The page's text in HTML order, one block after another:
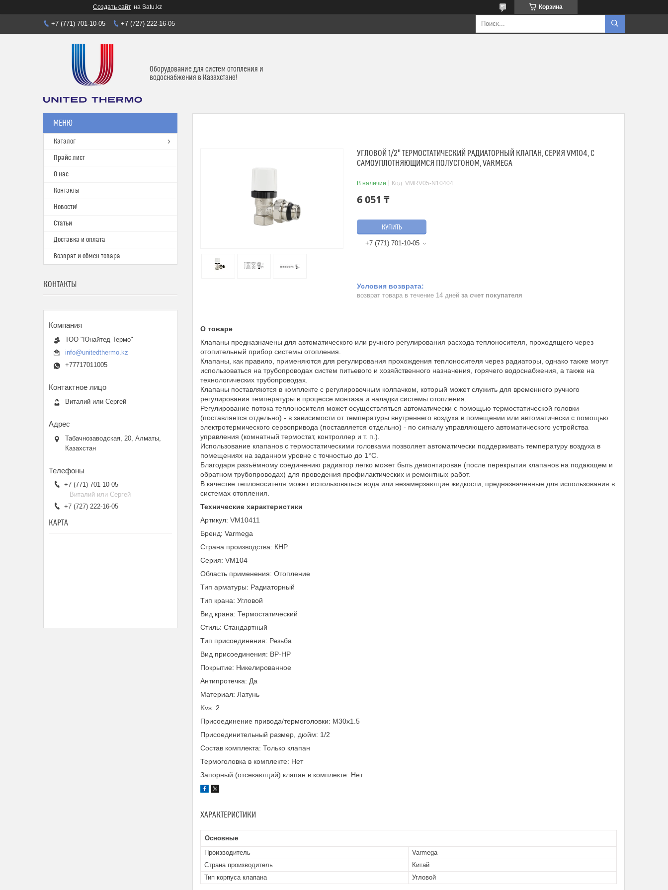
Создать сайт на Satu.kz Корзина
+7 (771) 701-10-05 +7 (727) 222-16-05
Оборудование для систем отопления и
водоснабжения в Казахстане!
УГЛОВОЙ 1/2" ТЕРМОСТАТИЧЕСКИЙ РАДИАТОРНЫЙ КЛАПАН, СЕРИЯ VM104, С
САМОУПЛОТНЯЮЩИМСЯ ПОЛУСГОНОМ, VARMEGA
В наличии Код: VMRV05-N10404
6 051 ₸
КУПИТЬ
+7 (771) 701-10-05
возврат товара в течение 14 дней за счет покупателя
О товаре
Клапаны предназначены для автоматического или ручного регулирования расхода теплоносителя, проходящего через
отопительный прибор системы отопления.
Клапаны, как правило, применяются для регулирования прохождения теплоносителя через радиаторы, однако также могут
использоваться на трубопроводах систем питьевого и хозяйственного назначения, горячего водоснабжения, а также на
технологических трубопроводах.
Клапаны поставляются в комплекте с регулировочным колпачком, который может служить для временного ручного
регулирования температуры в процессе монтажа и наладки системы отопления.
Регулирование потока теплоносителя может осуществляться автоматически с помощью термостатической головки
(поставляется отдельно) - в зависимости от температуры внутреннего воздуха в помещении или автоматически с помощью
электротермического сервопривода (поставляется отдельно) - по сигналу управляющего автоматического устройства
управления (комнатный термостат, контроллер и т. п.).
Использование клапанов с термостатическими головками позволяет автоматически поддерживать температуру воздуха в
помещениях на заданном уровне с точностью до 1°С.
Благодаря разъёмному соединению радиатор легко может быть демонтирован (после перекрытия клапанов на подающем и
обратном трубопроводах) для проведения профилактических и ремонтных работ.
В качестве теплоносителя может использоваться вода или незамерзающие жидкости, предназначенные для использования в
системах отопления.
Технические характеристики
Артикул: VM10411
Бренд: Varmega
Страна производства: КНР
Серия: VM104
Область применения: Отопление
Тип арматуры: Радиаторный
Тип крана: Угловой
Вид крана: Термостатический
Стиль: Стандартный
Тип присоединения: Резьба
Вид присоединения: ВР-НР
Покрытие: Никелированное
Антипротечка: Да
Материал: Латунь
Kvs: 2
Присоединение привода/термоголовки: M30x1.5
Присоединительный размер, дюйм: 1/2
Состав комплекта: Только клапан
Термоголовка в комплекте: Нет
Запорный (отсекающий) клапан в комплекте: Нет
ХАРАКТЕРИСТИКИ
Основные
Производитель
Varmega
Страна производитель
Китай
Тип корпуса клапана
Угловой
Каталог
Прайс лист
О нас
Контакты
Новости!
Статьи
Доставка и оплата
Возврат и обмен товара
КОНТАКТЫ
ТОО "Юнайтед Термо"
info@unitedthermo.kz
+77717011005
Виталий или Сергей
Табачнозаводская, 20, Алматы,
Казахстан
+7 (771) 701-10-05
Виталий или Сергей
+7 (727) 222-16-05
КАРТА